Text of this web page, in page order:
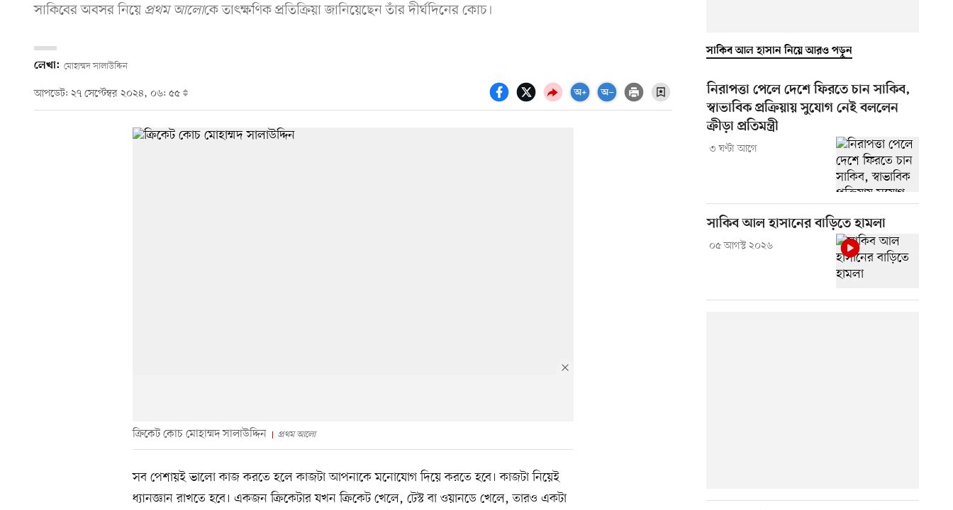
সাকিবের অবসর নিয়ে প্রথম আলোকে তাৎক্ষণিক প্রতিক্রিয়া জানিয়েছেন তাঁর দীর্ঘদিনের কোচ।
লেখা: মোহাম্মদ সালাউদ্দিন
আপডেট: ২৭ সেপ্টেম্বর ২০২৪, ০৬: ৫৫
ক্রিকেট কোচ মোহাম্মদ সালাউদ্দিন প্রথম আলো
সব পেশায়ই ভালো কাজ করতে হলে কাজটা আপনাকে মনোযোগ দিয়ে করতে হবে। কাজটা নিয়েই
ধ্যানজ্ঞান রাখতে হবে। একজন ক্রিকেটার যখন ক্রিকেট খেলে, টেস্ট বা ওয়ানডে খেলে, তারও একটা
সাকিব আল হাসান নিয়ে আরও পড়ুন
নিরাপত্তা পেলে দেশে ফিরতে চান সাকিব,
স্বাভাবিক প্রক্রিয়ায় সুযোগ নেই বললেন
ক্রীড়া প্রতিমন্ত্রী
৩ ঘণ্টা আগে
সাকিব আল হাসানের বাড়িতে হামলা
০৫ আগস্ট ২০২৬